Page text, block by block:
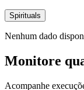
Spirituals
Nenhum dado
Monitore
Acompanhe